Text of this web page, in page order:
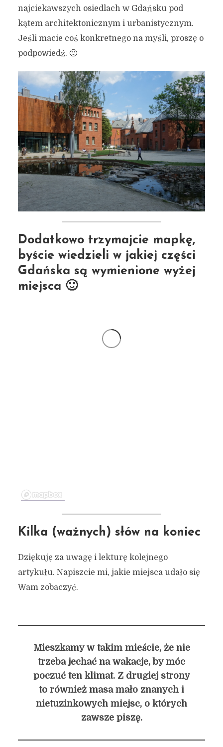
najciekawszych osiedlach w Gdańsku pod
kątem architektonicznym i urbanistycznym.
Jeśli macie coś konkretnego na myśli, proszę o
podpowiedź. 🙂
Dodatkowo trzymajcie mapkę,
byście wiedzieli w jakiej części
Gdańska są wymienione wyżej
miejsca 🙂
Kilka (ważnych) słów na koniec
Dziękuję za uwagę i lekturę kolejnego
artykułu. Napiszcie mi, jakie miejsca udało się
Wam zobaczyć.
Mieszkamy w takim mieście, że nie
trzeba jechać na wakacje, by móc
poczuć ten klimat. Z drugiej strony
to również masa mało znanych i
nietuzinkowych miejsc, o których
zawsze piszę.